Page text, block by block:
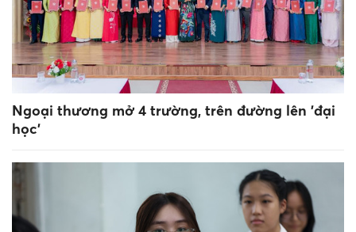
Ngoại thương mở 4 trường, trên đường lên 'đại
học'